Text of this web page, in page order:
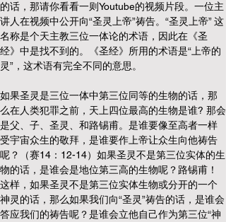
的话，那请你看看一则Youtube的视频片段。一位主
讲人在视频中公开向“圣灵上帝”祷告。“圣灵上帝” 这
名称是个天主教三位一体论的术语，因此在《圣
经》中是找不到的。《圣经》所用的术语是“上帝的
灵”，这术语有完全不同的意思。
如果圣灵是三位一体中第三位同等的生物的话，那
么在人类犯罪之前，天上四位最高的生物是谁? 那会
是父、子、圣灵、和路锡甫。是谁要像至高者一样
受宇宙众生的敬拜，是谁要作上帝让众生向他祷告
呢？（赛14：12-14）如果圣灵不是第三位实体的生
物的话，是谁会是地位第三高的生物呢？路锡甫！
这样，如果圣灵不是第三位实体生物或分开的一个
神灵的话，那么如果我们向“圣灵”祷告的话，是谁会
答应我们的祷告呢？是谁会立他自己作为第三位“神